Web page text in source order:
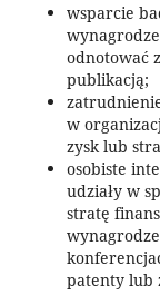
wsparcie
odnotować
publikacją;
w
zysk lub
osobiste
udziały w
stratę
patenty lub